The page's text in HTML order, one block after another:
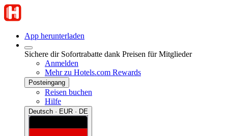
App herunterladen
Sichere dir Sofortrabatte dank Preisen für Mitglieder
Anmelden
Mehr zu Hotels.com Rewards
Posteingang
Reisen buchen
Hilfe
Deutsch · EUR · DE